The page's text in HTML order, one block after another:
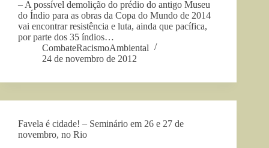
– A possível demolição do prédio do antigo Museu
do Índio para as obras da Copa do Mundo de 2014
vai encontrar resistência e luta, ainda que pacífica,
por parte dos 35 índios…
CombateRacismoAmbiental
24 de novembro de 2012
Favela é cidade! – Seminário em 26 e 27 de
novembro, no Rio